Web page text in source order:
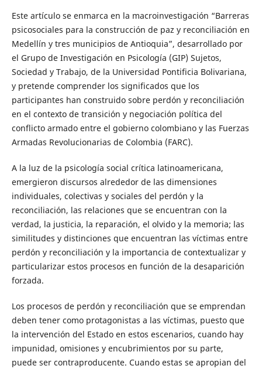
Este artículo se enmarca en la macroinvestigación “Barreras
psicosociales para la construcción de paz y reconciliación en
Medellín y tres municipios de Antioquia”, desarrollado por
el Grupo de Investigación en Psicología (GIP) Sujetos,
Sociedad y Trabajo, de la Universidad Pontificia Bolivariana,
y pretende comprender los significados que los
participantes han construido sobre perdón y reconciliación
en el contexto de transición y negociación política del
conflicto armado entre el gobierno colombiano y las Fuerzas
Armadas Revolucionarias de Colombia (FARC).
A la luz de la psicología social crítica latinoamericana,
emergieron discursos alrededor de las dimensiones
individuales, colectivas y sociales del perdón y la
reconciliación, las relaciones que se encuentran con la
verdad, la justicia, la reparación, el olvido y la memoria; las
similitudes y distinciones que encuentran las víctimas entre
perdón y reconciliación y la importancia de contextualizar y
particularizar estos procesos en función de la desaparición
forzada.
Los procesos de perdón y reconciliación que se emprendan
deben tener como protagonistas a las víctimas, puesto que
la intervención del Estado en estos escenarios, cuando hay
impunidad, omisiones y encubrimientos por su parte,
puede ser contraproducente. Cuando estas se apropian del